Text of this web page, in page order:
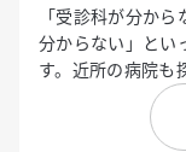
「受診科が分か
分からない」とい
す。近所の病院も